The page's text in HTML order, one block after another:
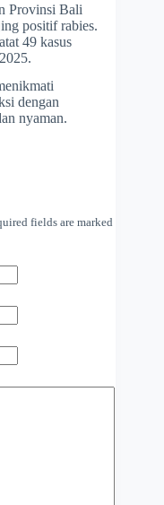
Provinsi Bali
positif rabies.
49 kasus
dengan
nyaman.
fields are marked